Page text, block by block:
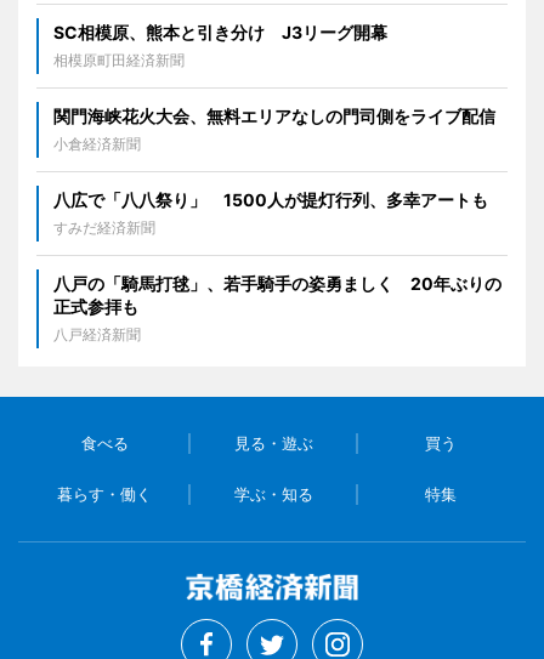
SC相模原、熊本と引き分け J3リーグ開幕
相模原町田経済新聞
関門海峡花火大会、無料エリアなしの門司側をライブ配信
小倉経済新聞
八広で「八八祭り」 1500人が提灯行列、多幸アートも
すみだ経済新聞
八戸の「騎馬打毬」、若手騎手の姿勇ましく 20年ぶりの
正式参拝も
八戸経済新聞
食べる 見る・遊ぶ 買う
暮らす・働く 学ぶ・知る 特集